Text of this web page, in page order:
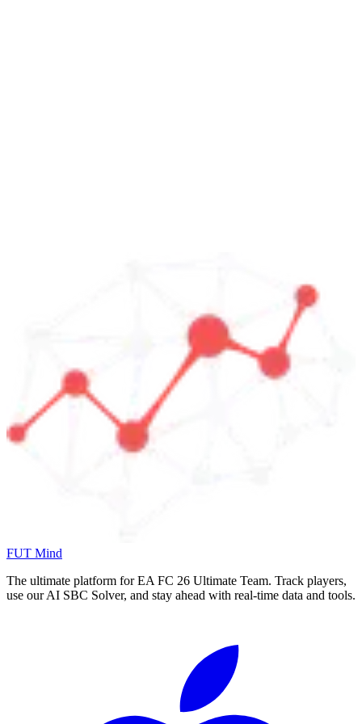
FUT Mind
The ultimate platform for EA FC 26 Ultimate Team. Track players,
use our AI SBC Solver, and stay ahead with real-time data and tools.